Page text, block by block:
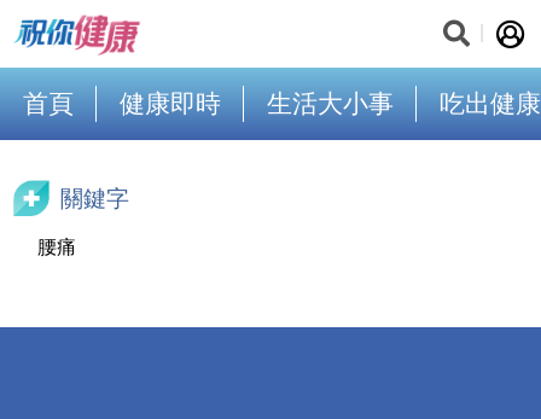
首頁 健康即時 生活大小事 吃出健康
關鍵字
腰痛